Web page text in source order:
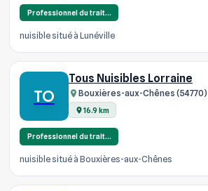
Professionnel du trait…
nuisible situé à Lunéville
TO
Tous Nuisibles Lorraine
Bouxières-aux-Chênes (54770)
16.9 km
Professionnel du trait…
nuisible situé à Bouxières-aux-Chênes